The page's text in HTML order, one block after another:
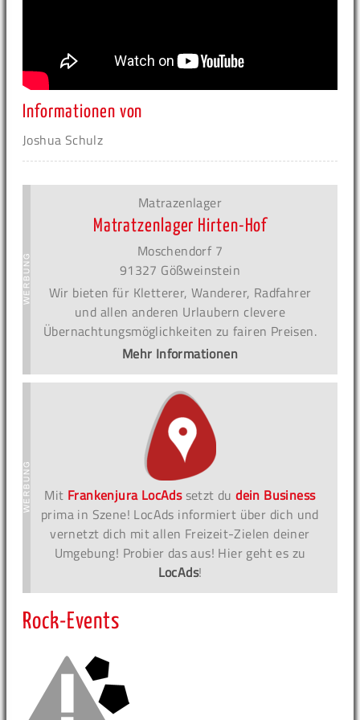
Informationen von
Joshua Schulz
Matrazenlager
Matratzenlager Hirten-Hof
Moschendorf 7
91327 Gößweinstein
Wir bieten für Kletterer, Wanderer, Radfahrer
und allen anderen Urlaubern clevere
Übernachtungsmöglichkeiten zu fairen Preisen.
Mehr Informationen
Mit Frankenjura LocAdssetzt dudein Business
prima in Szene! LocAds informiert über dich und
vernetzt dich mit allen Freizeit-Zielen deiner
Umgebung! Probier das aus! Hier geht es zu
LocAds!
Rock-Events